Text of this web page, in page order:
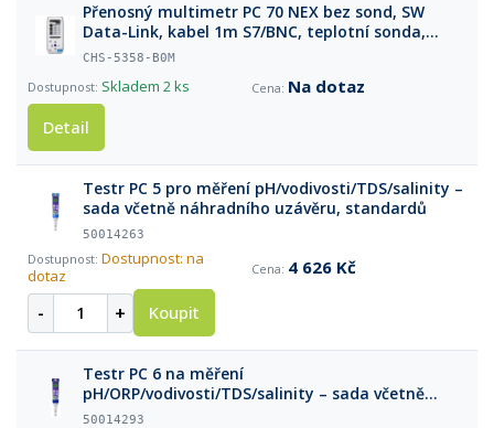
Přenosný multimetr PC 70 NEX bez sond, SW
Data-Link, kabel 1m S7/BNC, teplotní sonda,
pufry a příslušenství v kufříku
CHS-5358-B0M
Skladem 2 ks
Na dotaz
Detail
Testr PC 5 pro měření pH/vodivosti/TDS/salinity –
sada včetně náhradního uzávěru, standardů
50014263
Dostupnost: na
dotaz
4 626 Kč
- + Koupit
Testr PC 6 na měření
pH/ORP/vodivosti/TDS/salinity – sada včetně
náhradního uzávěru, standardů v papírové
50014293